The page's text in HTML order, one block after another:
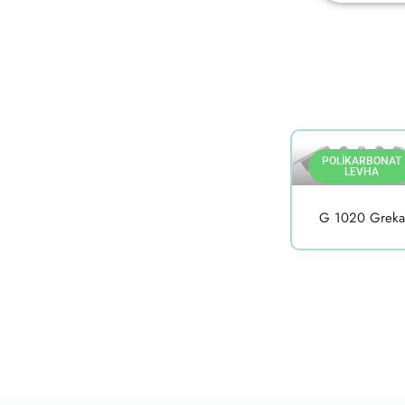
POLIKARBONAT
LEVHA
G 1020 Greka